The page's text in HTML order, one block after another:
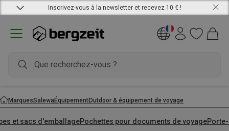
Inscrivez-vous à la newsletter et recevez 10 € !
MarquesSalewaÉquipementOutdoor & équipement de voyage
et sacs d'emballagePochettes pour documents de voyage